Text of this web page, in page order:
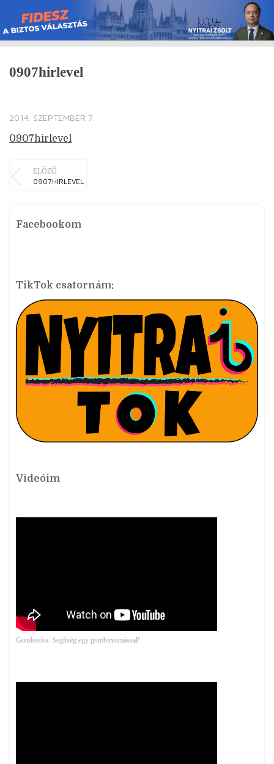
Skip
to
content
0907hirlevel
2014. SZEPTEMBER 7.
0907hirlevel
ELŐZŐ
0907HIRLEVEL
Facebookom
TikTok csatornám:
Videóim
Gondosóra: Segítség egy gombnyomással!